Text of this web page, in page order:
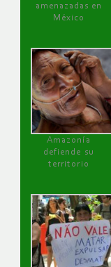
amenazadas en
México
Amazonía
defiende su
territorio